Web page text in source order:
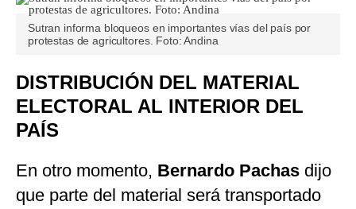
Sutran informa bloqueos en importantes vías del país por
protestas de agricultores. Foto: Andina
DISTRIBUCIÓN DEL MATERIAL
ELECTORAL AL INTERIOR DEL
PAÍS
En otro momento, Bernardo Pachas dijo
que parte del material será transportado